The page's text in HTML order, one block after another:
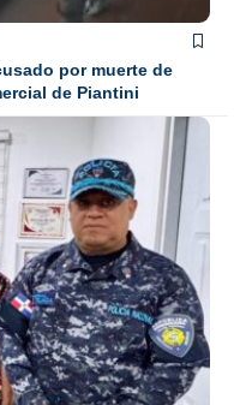
por muerte de
de Piantini